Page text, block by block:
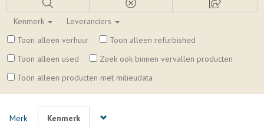
Kenmerk
Leveranciers
Toon alleen verhuur
Toon alleen refurbished
Toon alleen used
Zoek ook binnen vervallen producten
Toon alleen producten met milieudata
Merk Kenmerk